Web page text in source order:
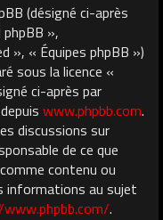
(désigné ci-après
»,
», « Équipes phpBB »)
sous la licence «
ci-après par
www.phpbb.com.
discussions sur
de ce que
contenu ou
informations au sujet
.